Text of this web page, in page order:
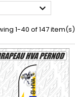

1-40 of 147 item(s)